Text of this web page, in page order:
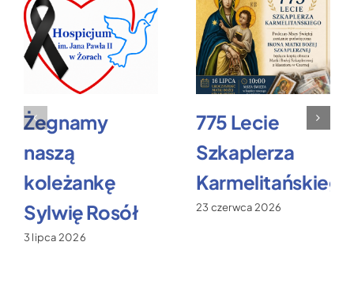
Żegnamy
naszą
koleżankę
Sylwię Rosół
3 lipca 2026
775 Lecie
Szkaplerza
Karmelitańskiego
23 czerwca 2026